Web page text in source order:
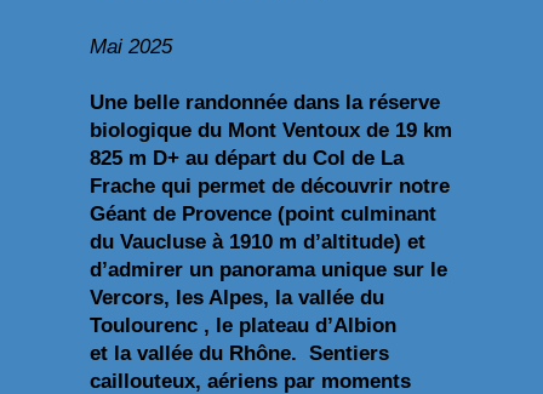
Mai 2025
Une belle randonnée dans la réserve
biologique du Mont Ventoux de 19 km
825 m D+ au départ du Col de La
Frache qui permet de découvrir notre
Géant de Provence (point culminant
du Vaucluse à 1910 m d’altitude) et
d’admirer un panorama unique sur le
Vercors, les Alpes, la vallée du
Toulourenc , le plateau d’Albion
et la vallée du Rhône. Sentiers
caillouteux, aériens par moments